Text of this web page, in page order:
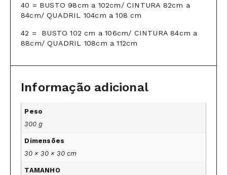
40 = BUSTO 98cm a 102cm/ CINTURA 82cm a
84cm/ QUADRIL 104cm a 108 cm
42 = BUSTO 102 cm a 106cm/ CINTURA 84cm a
88cm/ QUADRIL 108cm a 112cm
Informação adicional
Peso
300 g
Dimensões
30 × 30 × 30 cm
TAMANHO